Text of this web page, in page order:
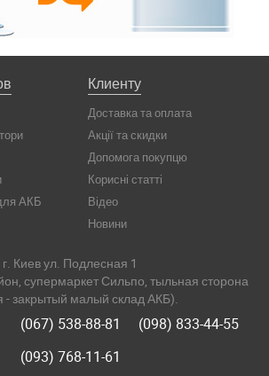
АКБ
Клиенту
Доставка та оплата
Акції та скидки
Допомога покупцю
Корисні статті
Відео
Новини
г. Киев ул. Подлесная 1
супермаркет Сильпо, тыльная сторона
- закрытый малый склад АКБ).
(067) 538-88-81
(098) 833-44-55
(093) 768-11-61